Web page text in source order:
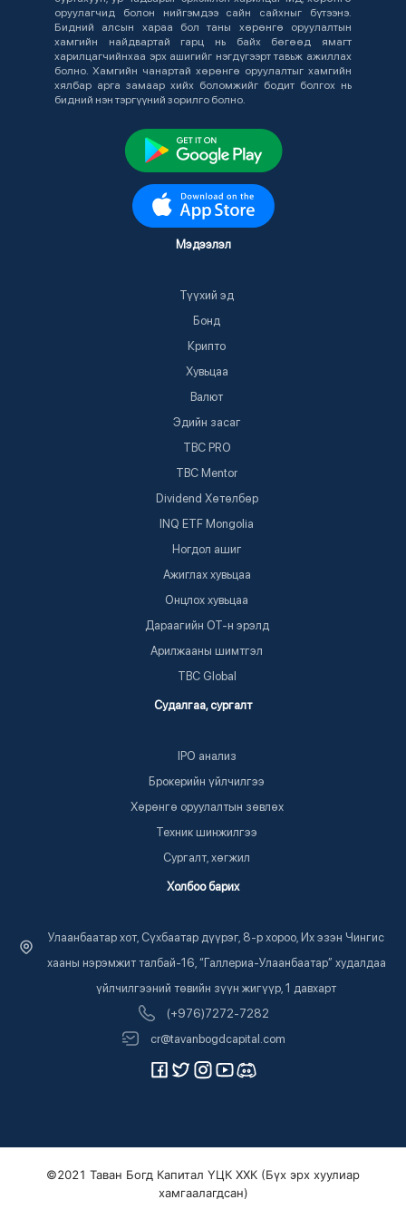
оруулагчид болон нийгэмдээ сайн сайхныг бүтээнэ.
Бидний алсын хараа бол таны хөрөнгө оруулалтын
хамгийн найдвартай гарц нь байх бөгөөд ямагт
харилцагчийнхаа эрх ашигийг нэгдүгээрт тавьж ажиллах
болно. Хамгийн чанартай хөрөнгө оруулалтыг хамгийн
хялбар арга замаар хийх боломжийг бодит болгох нь
бидний нэн тэргүүний зорилго болно.
Мэдээлэл
Түүхий эд
Бонд
Крипто
Хувьцаа
Валют
Эдийн засаг
TBC PRO
TBC Mentor
Dividend Хөтөлбөр
INQ ETF Mongolia
Ногдол ашиг
Ажиглах хувьцаа
Онцлох хувьцаа
Дараагийн ОТ-н эрэлд
Арилжааны шимтгэл
TBC Global
Судалгаа, сургалт
IPO анализ
Брокерийн үйлчилгээ
Хөрөнгө оруулалтын зөвлөх
Техник шинжилгээ
Сургалт, хөгжил
Холбоо барих
Улаанбаатар хот, Сүхбаатар дүүрэг, 8-р хороо, Их эзэн Чингис
хааны нэрэмжит талбай-16, “Галлериа-Улаанбаатар” худалдаа
үйлчилгээний төвийн зүүн жигүүр, 1 давхарт
(+976)7272-7282
cr@tavanbogdcapital.com
©2021 Таван Богд Капитал ҮЦК ХХК (Бүх эрх хуулиар
хамгаалагдсан)